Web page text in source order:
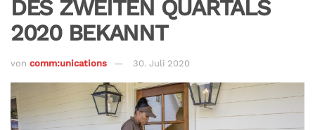
DES ZWEITEN QUARTALS
2020 BEKANNT
von comm:unications 30. Juli 2020